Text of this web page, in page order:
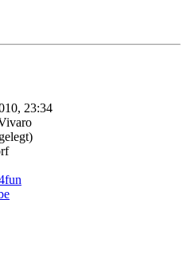
23:34